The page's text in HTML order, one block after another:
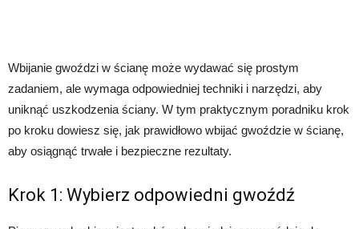
Wbijanie gwoździ w ścianę może wydawać się prostym
zadaniem, ale wymaga odpowiedniej techniki i narzędzi, aby
uniknąć uszkodzenia ściany. W tym praktycznym poradniku krok
po kroku dowiesz się, jak prawidłowo wbijać gwoździe w ścianę,
aby osiągnąć trwałe i bezpieczne rezultaty.
Krok 1: Wybierz odpowiedni gwoźdź